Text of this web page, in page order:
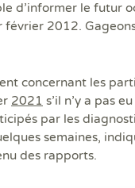
d’informer le futur
février 2012.
concernant les
2021 s’il n’y a pas
par les
semaines,
des rapports.